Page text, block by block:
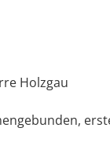
Holzgau